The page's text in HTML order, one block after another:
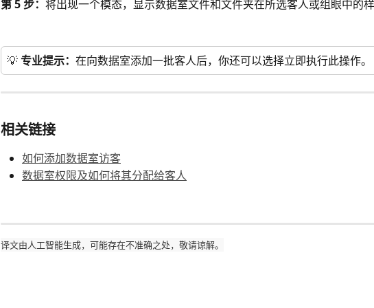
第 5 步： 将出现一个模态，显示数据室文件和文件夹在所选客人或组眼中的
💡 专业提示： 在向数据室添加一批客人后，你还可以选择立即执行此操作。
相关链接
如何添加数据室访客
数据室权限及如何将其分配给客人
译文由人工智能生成，可能存在不准确之处，敬请谅解。